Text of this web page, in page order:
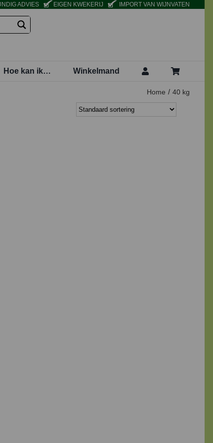
ADVIES EIGEN KWEKERIJ IMPORT VAN WIJNVATEN
Hoe kan ik… Winkelmand
Home 40 kg